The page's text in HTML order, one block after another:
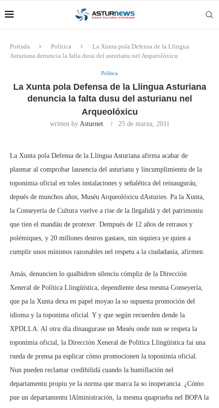
Portada Política
La Xunta pola Defensa de la Llingua
Asturiana denuncia la falta dusu del asturianu nel Arqueolóxicu
Política
La Xunta pola Defensa de la Llingua Asturiana
denuncia la falta dusu del asturianu nel
Arqueolóxicu
written by Asturnet 25 de marzu, 2011
La Xunta pola Defensa de la Llingua Asturiana afirma acabar de
plasmar al comprobar lausencia del asturianu y lincumplimientu de la
toponimia oficial en toles instalaciones y señalética del reinauguráu,
depués de munchos años, Muséu Arqueolóxicu dAsturies. Pa la Xunta,
la Conseyería de Cultura vuelve a rise de la llegalidá y del patrimoniu
que tien el mandáu de protexer. Dempués de 12 años de retrasos y
polémiques, y 20 millones deuros gastaos, nin siquiera ye quien a
cumplir unos mínimos razonables nel respetu a la ciudadanía, afirmen.
Amás, denuncien lo qualbidren silenciu cómpliz de la Dirección
Xeneral de Política Llingüística, dependiente desa mesma Conseyería,
que pa la Xunta dexa en papel moyao la so supuesta promoción del
idioma y la toponima oficial. Y y que según recuerden dende la
XPDLLA: Al otru día dinaugurase un Muséu onde nun se respeta la
toponimia oficial, la Dirección Xeneral de Política Llingüística fai una
rueda de prensa pa esplicar cómo promocionen la toponimia oficial.
Nun pueden reclamar credibilidá cuando la humillación nel
departamentu propiu ye la norma que marca la so inoperancia. ¿Cómo
pue un departamentu lAlministración, la mesma quaprueba nel BOPA la